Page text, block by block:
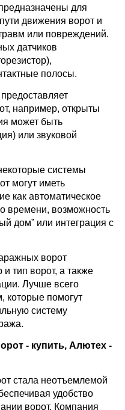
для
движения ворот и
или повреждений.
датчиков
полосы.
например, открыты
может быть
или звуковой
системы
могут иметь
как автоматическое
времени, возможность
дом” или интеграция с
ворот
тип ворот, а также
Лучше всего
которые помогут
систему
- купить, Алютех -
стала неотъемлемой
удобство
ворот. Компания